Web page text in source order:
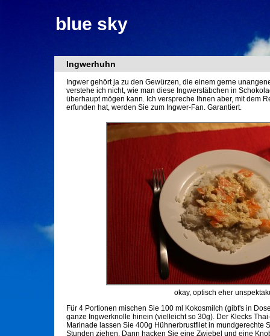
blue sky
Ingwerhuhn
Ingwer gehört ja zu den Gewürzen, die einem gerne
verstehe ich nicht, wie man diese Ingwerstäbchen in
überhaupt mögen kann. Ich verspreche Ihnen aber, mit dem
erfunden hat, werden Sie zum Ingwer-Fan. Garantiert.
okay, optisch eher
Für 4 Portionen mischen Sie 100 ml Kokosmilch (gibt's in
ganze Ingwerknolle hinein (vielleicht so 30g). Der Klecks
Marinade lassen Sie 400g Hühnerbrustfilet in mundgerechte
Stunden ziehen. Dann hacken Sie eine Zwiebel und eine